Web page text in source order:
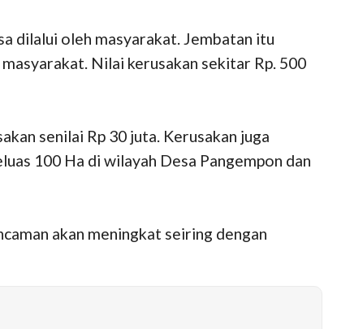
dilalui oleh masyarakat. Jembatan itu
Nilai kerusakan sekitar Rp. 500
senilai Rp 30 juta. Kerusakan juga
100 Ha di wilayah Desa Pangempon dan
akan meningkat seiring dengan